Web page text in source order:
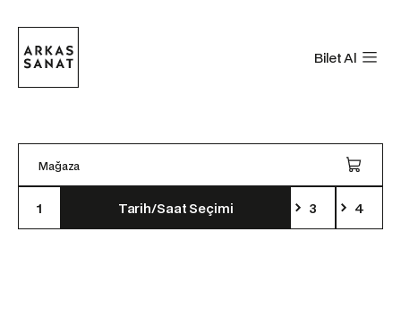
Bilet Al
Mağaza
1 Tarih/Saat Seçimi 3 4